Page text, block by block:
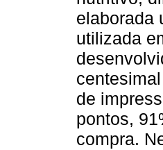
elaborada
utilizada
de
pontos,
compra.